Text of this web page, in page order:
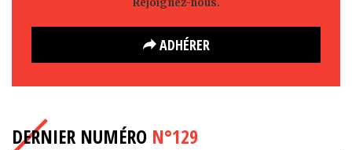
ADHÉRER
DERNIER NUMÉRO N°129